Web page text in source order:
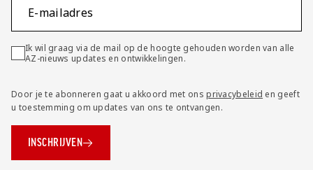
E-mailadres
Ik wil graag via de mail op de hoogte gehouden worden van alle
AZ-nieuws updates en ontwikkelingen.
Door je te abonneren gaat u akkoord met onsprivacybeleid en geeft
u toestemming om updates van ons te ontvangen.
INSCHRIJVEN